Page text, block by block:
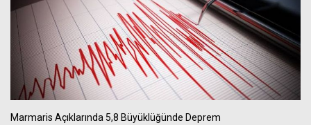
Marmaris Açıklarında 5,8 Büyüklüğünde Deprem